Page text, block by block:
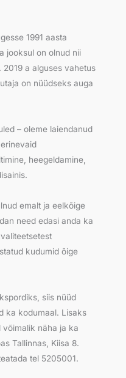
1991 aasta
jooksul on olnud nii
a alguses vahetus
on nüüdseks auga
– oleme laiendanud
heegeldamine,
emalt ja eelkõige
need edasi anda ka
kudumid õige
siis nüüd
ka kodumaal. Lisaks
näha ja ka
Tallinnas, Kiisa 8.
tel 5205001.